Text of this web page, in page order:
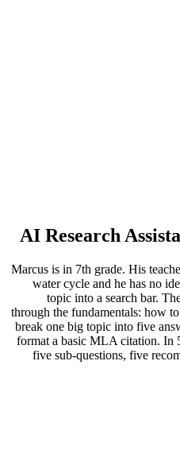
AI Research
Marcus is in 7th grade. His
water cycle and he has no
topic into a search bar.
through the fundamentals: how
break one big topic into five
format a basic MLA citation. In
five sub-questions, five